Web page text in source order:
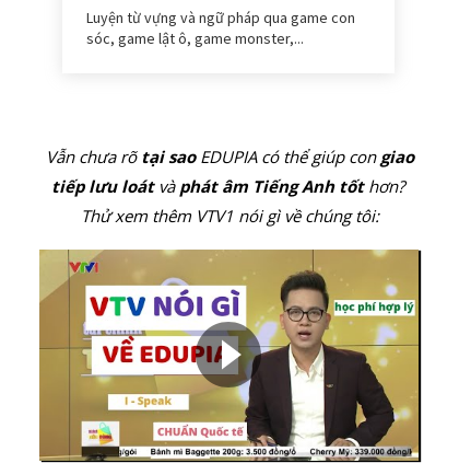
Luyện từ vựng và ngữ pháp qua game con
sóc, game lật ô, game monster,...
Vẫn chưa rõ tại saoEDUPIA có thể giúp con giao
tiếp lưu loát và phát âm Tiếng Anh tốthơn?
Thử xem thêm VTV1 nói gì về chúng tôi: